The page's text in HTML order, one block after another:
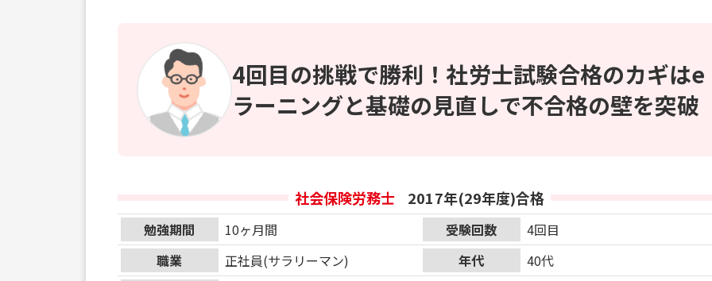
4回目の挑戦で勝利！社労士試験合格のカギはe
ラーニングと基礎の見直しで不合格の壁を突破
社会保険労務士 2017年(29年度)合格
勉強期間 10ヶ月間 受験回数
4回目
職業
正社員(サラリーマン) 年代
40代